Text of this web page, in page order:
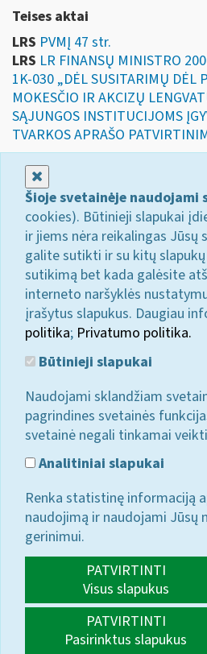
Teises aktai
LRS PVMĮ 47 str.
LRS LR FINANSŲ MINISTRO
1K-030 „DĖL SUSITARIMŲ DĖL
MOKESČIO IR AKCIZŲ
SĄJUNGOS INSTITUCIJOMS
TVARKOS APRAŠO
Šioje svetainėje naudojami
cookies). Būtinieji slapukai
ir jiems nėra reikalingas Jūsų
galite sutikti ir su kitų
sutikimą bet kada galėsite
interneto naršyklės
įrašytus slapukus. Daugiau
politika; Privatumo politika.
Būtinieji slapukai
Naudojami sklandžiam
pagrindines svetainės
svetainė negali tinkamai
Analitiniai slapukai
Renka statistinę informaciją
naudojimą ir naudojami Jūsų
gerinimui.
PATVIRTINTI
Visus slapukus
PATVIRTINTI
Pasirinktus slapukus